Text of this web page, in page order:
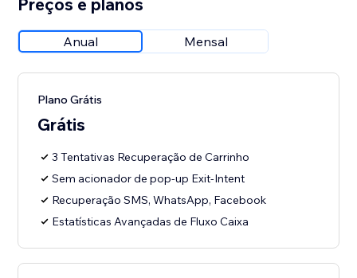
Anual Mensal
Plano Grátis
Grátis
3 Tentativas Recuperação de Carrinho
Sem acionador de pop-up Exit-Intent
Recuperação SMS, WhatsApp, Facebook
Estatísticas Avançadas de Fluxo Caixa